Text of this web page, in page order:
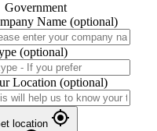
Government
Name (optional)
(optional)
Location (optional)
location